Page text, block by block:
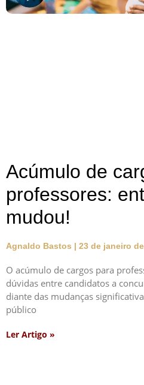
Acúmulo de
professores:
mudou!
Agnaldo Bastos 23 de janeiro
O acúmulo de cargos para
dúvidas entre candidatos a
diante das mudanças
público
Ler Artigo »